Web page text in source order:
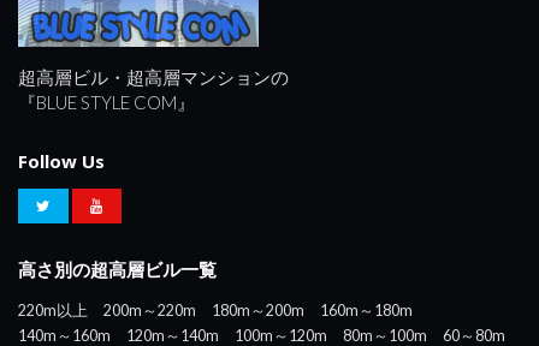
超高層ビル・超高層マンションの
『BLUE STYLE COM』
Follow Us
高さ別の超高層ビル一覧
220m以上 200m～220m 180m～200m
160m～180m
140m～160m
120m～140m 100m～120m 80m～100m
60～80m